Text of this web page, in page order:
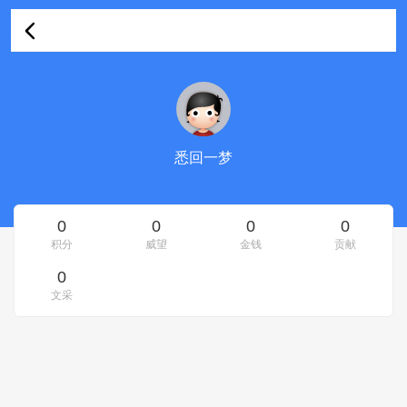
悉回一梦的资料
悉回一梦
0
积分
0
威望
0
金钱
0
贡献
0
文采